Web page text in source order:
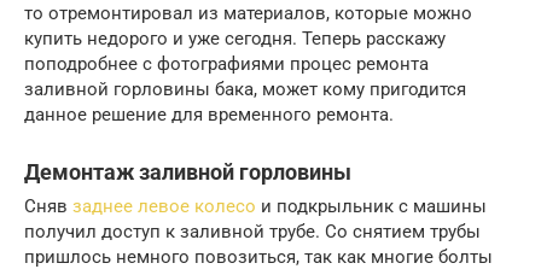
то отремонтировал из материалов, которые можно
купить недорого и уже сегодня. Теперь расскажу
поподробнее с фотографиями процес ремонта
заливной горловины бака, может кому пригодится
данное решение для временного ремонта.
Демонтаж заливной горловины
Сняв заднее левое колесо и подкрыльник с машины
получил доступ к заливной трубе. Со снятием трубы
пришлось немного повозиться, так как многие болты